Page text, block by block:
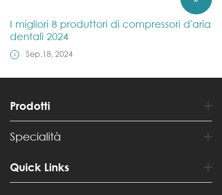
I migliori 8 produttori di compressori d'aria
dentali 2024
Sep.18, 2024
Prodotti
Specialità
Quick Links